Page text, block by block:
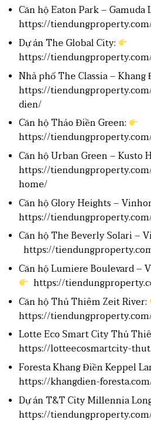
Căn hộ Eaton Park – Gamuda
https://
Dự án The Global City:
https://
Nhà phố The Classia – Khang
https://
dien/
Căn hộ Thảo Điền Green:
https://
Căn hộ Urban Green – Kusto
https://
home/
Căn hộ Glory Heights –
https://
Căn hộ The Beverly Solari –
https://
Căn hộ Lumiere Boulevard –
https://
Căn hộ Thủ Thiêm Zeit River:
https://
Lotte Eco Smart City Thủ
https://lotteecosmartcity-
Foresta Khang Điền Keppel
https://khangdien-
Dự án T&T City Millennia
https://